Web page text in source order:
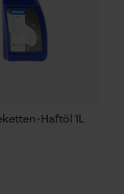
Haftöl 1L